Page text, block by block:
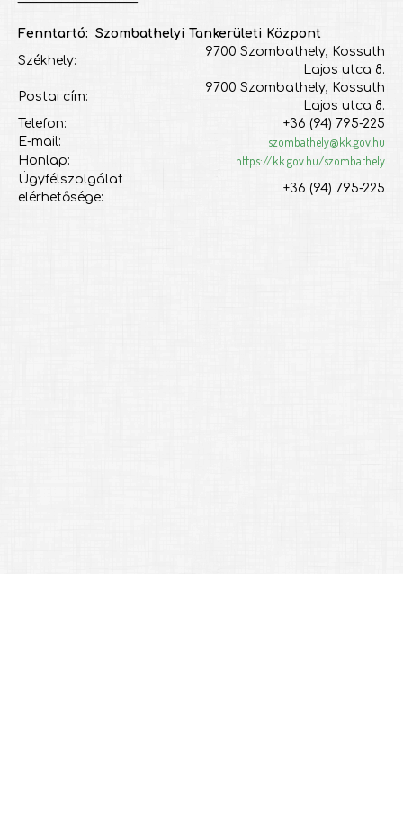
Fenntartó: Szombathelyi Tankerületi Központ
Székhely:
9700 Szombathely, Kossuth
Lajos utca 8.
Postai cím:
9700 Szombathely, Kossuth
Lajos utca 8.
Telefon:
+36 (94) 795-225
E-mail:
szombathely@kk.gov.hu
Honlap: https://kk.gov.hu/szombathely
Ügyfélszolgálat
elérhetősége:
+36 (94) 795-225